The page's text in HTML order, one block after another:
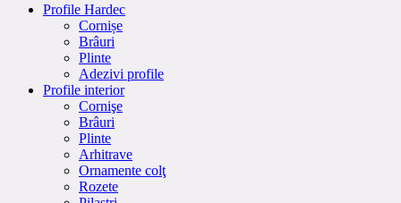
Profile Hardec
Cornișe
Brâuri
Plinte
Adezivi profile
Profile interior
Cornişe
Brâuri
Plinte
Arhitrave
Ornamente colţ
Rozete